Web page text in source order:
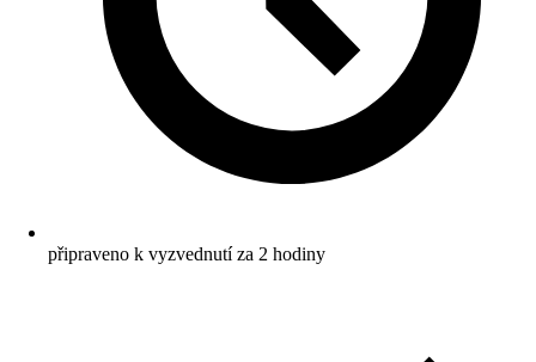
připraveno k vyzvednutí za 2 hodiny